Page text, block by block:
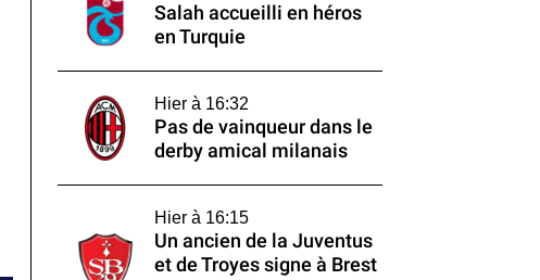
Salah accueilli en héros
en Turquie
Hier à 16:32
Pas de vainqueur dans le
derby amical milanais
Hier à 16:15
Un ancien de la Juventus
et de Troyes signe à Brest